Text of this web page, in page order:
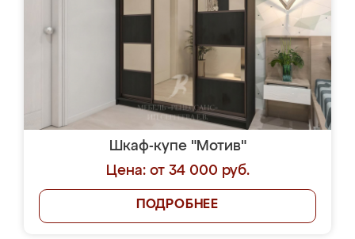
Шкаф-купе "Мотив"
Цена: от 34 000 руб.
ПОДРОБНЕЕ